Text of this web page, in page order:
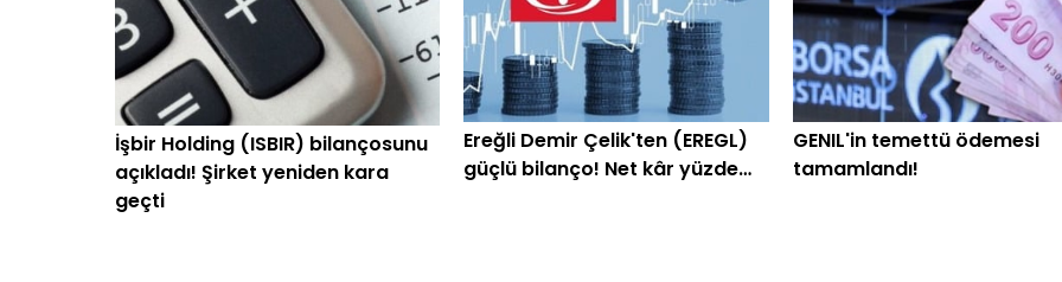
İşbir Holding (ISBIR) bilançosunu
açıkladı! Şirket yeniden kara
geçti
Ereğli Demir Çelik'ten (EREGL)
güçlü bilanço! Net kâr yüzde
GENIL'in temettü ödemesi
tamamlandı!